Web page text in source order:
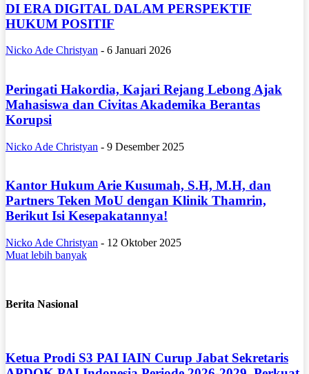
DI ERA DIGITAL DALAM PERSPEKTIF
HUKUM POSITIF
Nicko Ade Christyan - 6 Januari 2026
Peringati Hakordia, Kajari Rejang Lebong Ajak
Mahasiswa dan Civitas Akademika Berantas
Korupsi
Nicko Ade Christyan - 9 Desember 2025
Kantor Hukum Arie Kusumah, S.H, M.H, dan
Partners Teken MoU dengan Klinik Thamrin,
Berikut Isi Kesepakatannya!
Nicko Ade Christyan - 12 Oktober 2025
Muat lebih banyak
Berita Nasional
Ketua Prodi S3 PAI IAIN Curup Jabat Sekretaris